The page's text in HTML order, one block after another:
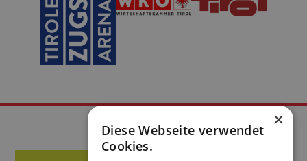
×
Diese Webseite verwendet
Cookies.